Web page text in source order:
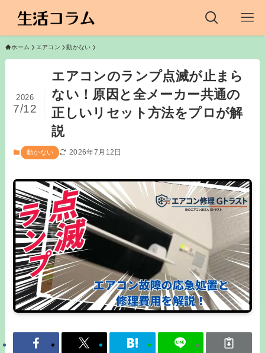
ホーム エアコン 動かない
エアコンのランプ点滅が止まら
ない！原因と全メーカー共通の
正しいリセット方法をプロが解
説
2026
7/12
動かない 2026年7月12日